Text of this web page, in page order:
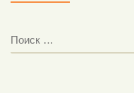
ПОИСК